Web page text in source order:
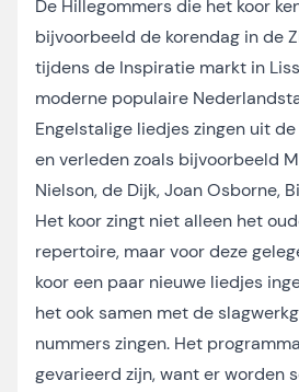
De Hillegommers die het koor
bijvoorbeeld de korendag in de
tijdens de Inspiratie markt in
moderne populaire
Engelstalige liedjes zingen uit
en verleden zoals bijvoorbeeld
Nielson, de Dijk, Joan Osborne,
Het koor zingt niet alleen het
repertoire, maar voor deze
koor een paar nieuwe liedjes
het ook samen met de
nummers zingen. Het
gevarieerd zijn, want er worden